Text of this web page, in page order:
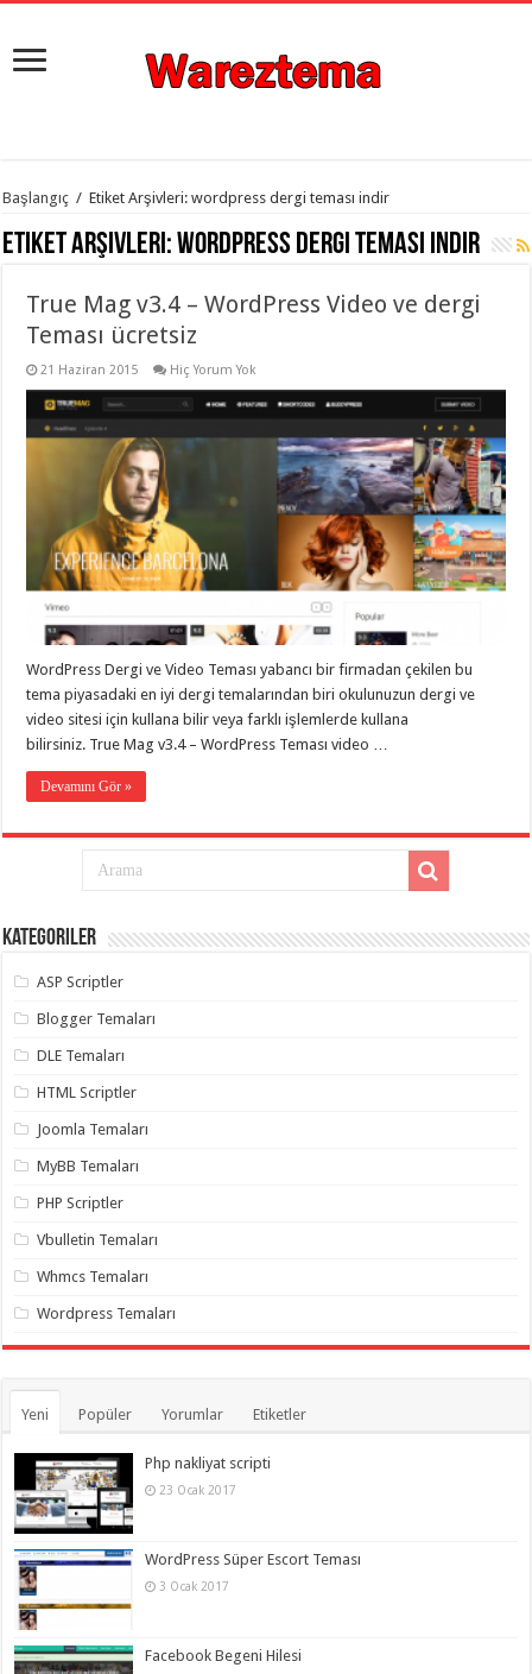
istanbul
evden
eve
organizasyon,
gaziantep
evden
taşımacılık,
evden
taşımacılık,
taşımacılık,
gaziantep
evden
taşımacılık,
gaziantep
evden
taşımacılık,
gaziantep
taşımacılık,
gaziantep
evden
taşımacılık,
asansörlü
taşıma,
evden
taşımacılık,
organizasyon,
organizasyon,
organizasyon,
gaziantep
organizasyon,
gaziantep
organizasyon,
gaziantep
organizasyon
gaziantep
palyaço
twitter
takipçi
hilesi
instagram
takipçi
Başlangıç / Etiket Arşivleri: wordpress dergi teması indir
Etiket Arşivleri:wordpress dergi teması indir
True Mag v3.4 – WordPress Video ve dergi
Teması ücretsiz
21 Haziran 2015 Hiç Yorum Yok
WordPress Dergi ve Video Teması yabancı bir firmadan çekilen bu
tema piyasadaki en iyi dergi temalarından biri okulunuzun dergi ve
video sitesi için kullana bilir veya farklı işlemlerde kullana
bilirsiniz. True Mag v3.4 – WordPress Teması video …
Devamını Gör »
Kategoriler
ASP Scriptler
Blogger Temaları
DLE Temaları
HTML Scriptler
Joomla Temaları
MyBB Temaları
PHP Scriptler
Vbulletin Temaları
Whmcs Temaları
Wordpress Temaları
Yeni Popüler Yorumlar Etiketler
Php nakliyat scripti
23 Ocak 2017
WordPress Süper Escort Teması
3 Ocak 2017
Facebook Begeni Hilesi